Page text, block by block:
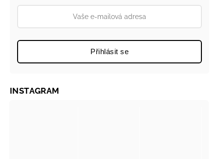
Přihlásit se
INSTAGRAM